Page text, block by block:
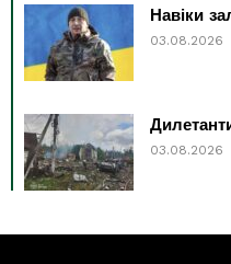
Навіки
03.08.2026
03.08.2026